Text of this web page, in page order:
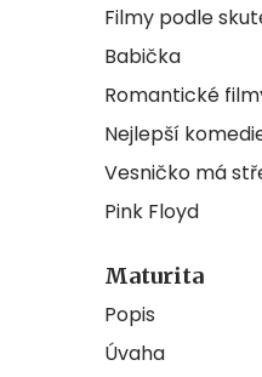
Filmy podle
Babička
Romantické
Nejlepší
Vesničko má
Pink Floyd
Maturita
Popis
Úvaha